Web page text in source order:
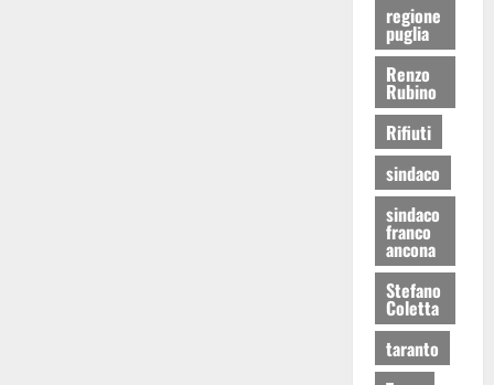
regione
puglia
Renzo
Rubino
Rifiuti
sindaco
sindaco
franco
ancona
Stefano
Coletta
taranto